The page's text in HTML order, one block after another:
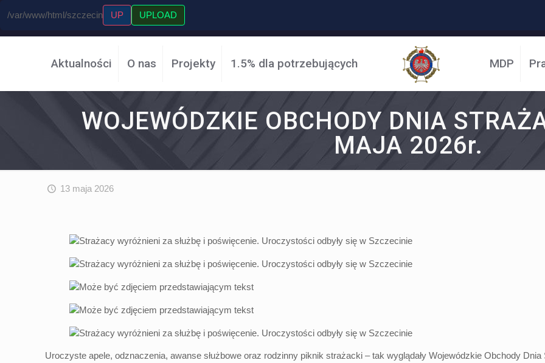
/var/www/html/szczecin UP UPLOAD
Aktualności O nas Projekty 1.5% dla potrzebujących MDP
WOJEWÓDZKIE OBCHODY DNIA
MAJA 2026r.
13 maja 2026
Uroczyste apele, odznaczenia, awanse służbowe oraz rodzinny piknik strażacki – tak wyglądały Wojewódzkie Obchody